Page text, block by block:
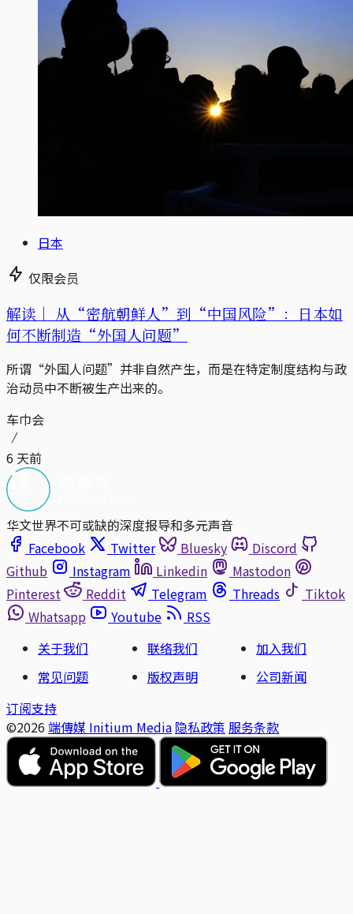
日本
仅限会员
解读｜ 从“密航朝鲜人”到“中国风险”：日本如
何不断制造“外国人问题”
所谓“外国人问题”并非自然产生，而是在特定制度结构与政
治动员中不断被生产出来的。
车巾会
6 天前
华文世界不可或缺的深度报导和多元声音
Facebook
Twitter Bluesky
Discord
Github
Instagram Linkedin
Mastodon
Pinterest
Reddit Telegram Threads
Tiktok
Whatsapp
Youtube
RSS
关于我们
联络我们
加入我们
常见问题
版权声明
公司新闻
订阅支持
©2026 端傳媒 Initium Media 隐私政策 服务条款